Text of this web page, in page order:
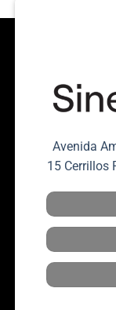
Avenida
15 Cerrillos